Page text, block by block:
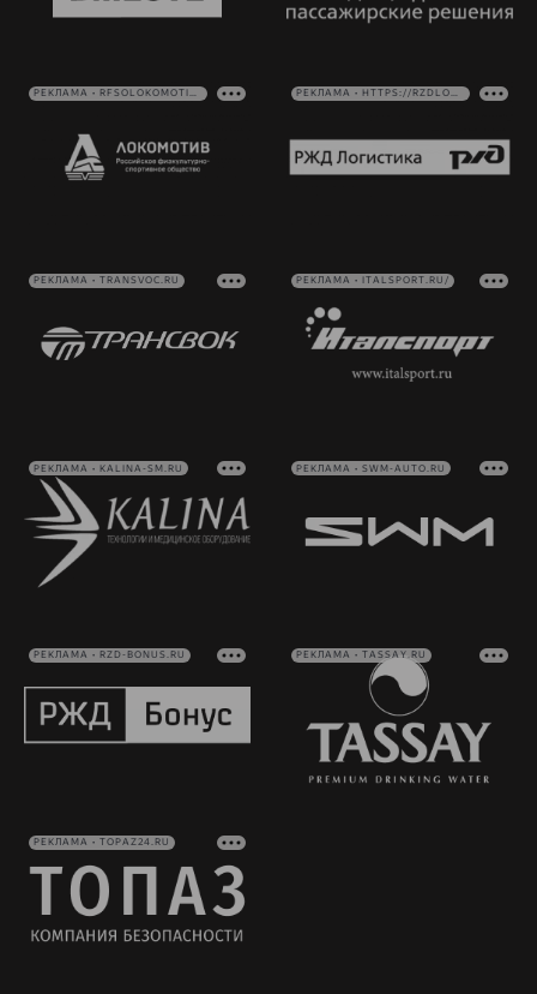
РЕКЛАМА • RFSOLOKOMOTIV.RU РЕКЛАМА • HTTPS://RZDLOG.RU/
РЕКЛАМА • TRANSVOC.RU РЕКЛАМА • ITALSPORT.RU/
РЕКЛАМА • KALINA-SM.RU РЕКЛАМА • SWM-AUTO.RU
РЕКЛАМА • RZD-BONUS.RU РЕКЛАМА • TASSAY.RU
РЕКЛАМА • TOPAZ24.RU